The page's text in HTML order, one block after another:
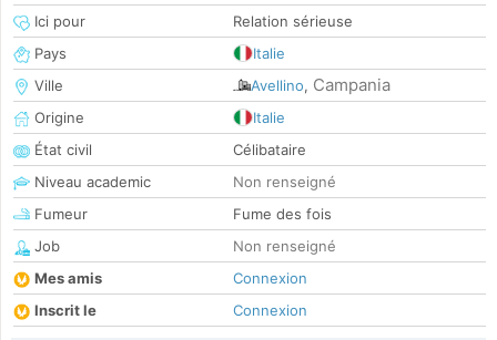
Ici pour
Relation sérieuse
Pays
Italie
Ville
Avellino, Campania
Origine
Italie
État civil
Célibataire
Niveau academic
Non renseigné
Fumeur
Fume des fois
Job
Non renseigné
Mes amis
Connexion
Inscrit le
Connexion